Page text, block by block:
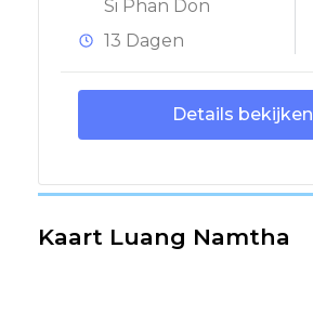
Si Phan Don
13 Dagen
Details bekijken
Kaart Luang Namtha